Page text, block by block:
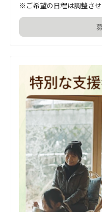
※ご希望の日程は調整させ